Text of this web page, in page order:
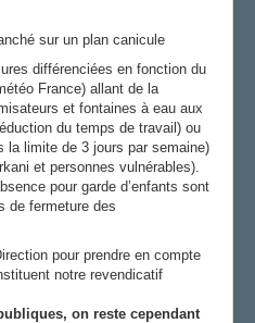
sur un plan canicule
différenciées en fonction du
France) allant de la
et fontaines à eau aux
du temps de travail) ou
la limite de 3 jours par semaine)
et personnes vulnérables).
pour garde d’enfants sont
de fermeture des
pour prendre en compte
notre revendicatif
on reste cependant